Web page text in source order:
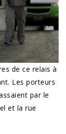
de ce relais à
Les porteurs
par le
et la rue